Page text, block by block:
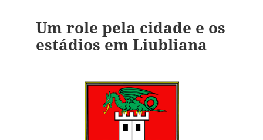
Um role pela cidade e os
estádios em Liubliana